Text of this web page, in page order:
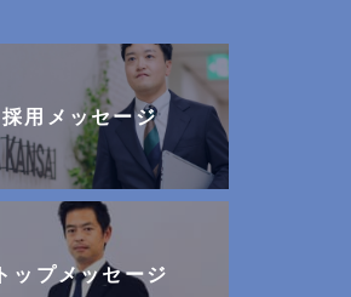
採用メッセージ
トップメッセージ